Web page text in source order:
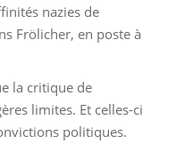
nazies de
Frölicher, en poste à
la critique de
limites. Et celles-ci
politiques.